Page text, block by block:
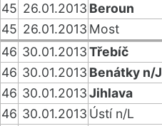
45 26.01.2013 Beroun
45 26.01.2013 Most
46 30.01.2013Třebíč
46 30.01.2013 Benátky n/J
46 30.01.2013Jihlava
46 30.01.2013 Ústí n/L